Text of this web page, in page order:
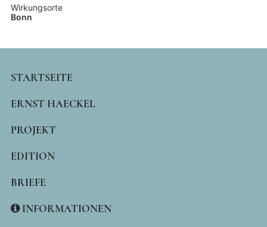
Wirkungsorte
Bonn
MAIN
NAVIGATION
STARTSEITE
ERNST HAECKEL
PROJEKT
EDITION
BRIEFE
INFORMATIONEN